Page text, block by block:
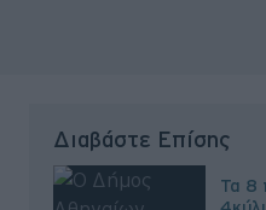
Διαβάστε Επίσης
Τα 8